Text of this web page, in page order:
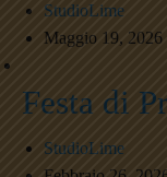
StudioLime
Maggio 19, 2026
Festa di
StudioLime